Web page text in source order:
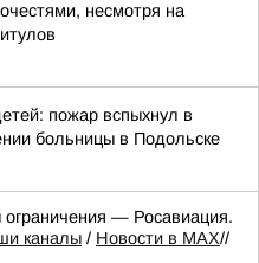
несмотря на
пожар вспыхнул в
больницы в Подольске
— Росавиация.
каналы / Новости в MAX//